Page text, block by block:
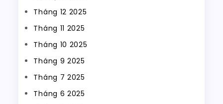
Tháng 12 2025
Tháng 11 2025
Tháng 10 2025
Tháng 9 2025
Tháng 7 2025
Tháng 6 2025